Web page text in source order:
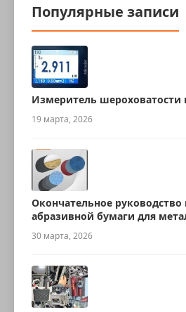
Популярные записи
Измеритель шероховатости
19 марта, 2026
Окончательное руководство
абразивной бумаги для
30 марта, 2026